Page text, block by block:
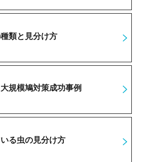
類と見分け方
規模鳩対策成功事例
る虫の見分け方